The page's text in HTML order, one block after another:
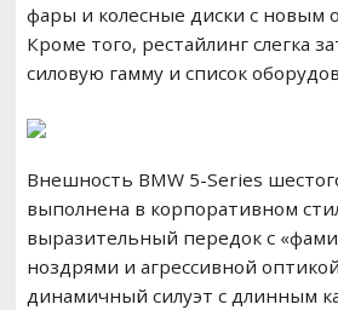
фары и колесные диски с новым
Кроме того, рестайлинг слегка
силовую гамму и список
Внешность BMW 5-Series
выполнена в корпоративном
выразительный передок с
ноздрями и агрессивной
динамичный силуэт с длинным